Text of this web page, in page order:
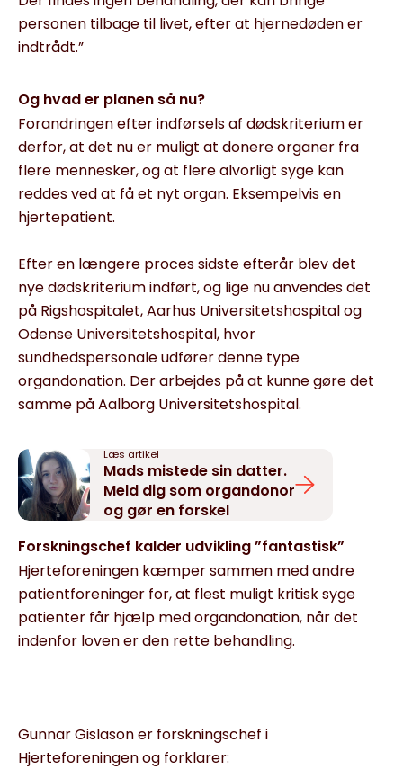
personen tilbage til livet, efter at hjernedøden er
indtrådt.”
Og hvad er planen så nu?
Forandringen efter indførsels af dødskriterium er
derfor, at det nu er muligt at donere organer fra
flere mennesker, og at flere alvorligt syge kan
reddes ved at få et nyt organ. Eksempelvis en
hjertepatient.
Efter en længere proces sidste efterår blev det
nye dødskriterium indført, og lige nu anvendes det
på Rigshospitalet, Aarhus Universitetshospital og
Odense Universitetshospital, hvor
sundhedspersonale udfører denne type
organdonation. Der arbejdes på at kunne gøre det
samme på Aalborg Universitetshospital.
Læs artikel
Mads mistede sin datter.
Meld dig som organdonor
og gør en forskel
Forskningschef kalder udvikling ”fantastisk”
Hjerteforeningen kæmper sammen med andre
patientforeninger for, at flest muligt kritisk syge
patienter får hjælp med organdonation, når det
indenfor loven er den rette behandling.
Gunnar Gislason er forskningschef i
Hjerteforeningen og forklarer: